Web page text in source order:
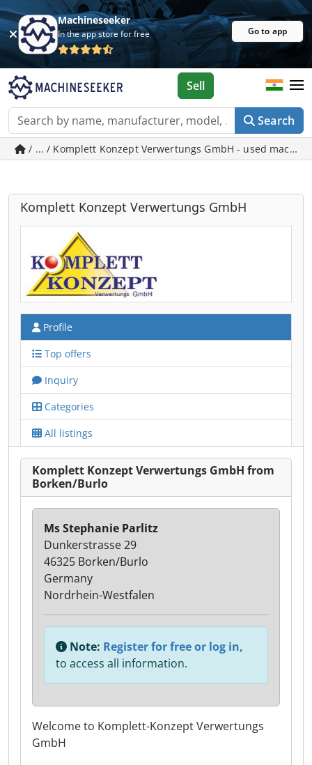
Machineseeker
In the app store for free Go to app
Search
Sell
/ ... / Komplett Konzept Verwertungs GmbH - used
Komplett Konzept Verwertungs GmbH
Profile
Top offers
Inquiry
Categories
All listings
Komplett Konzept Verwertungs GmbH from
Borken/Burlo
Welcome to Komplett-Konzept Verwertungs
GmbH
Ms Stephanie Parlitz
Dunkerstrasse 29
46325 Borken/Burlo
Germany
Nordrhein-Westfalen
Note: Register for free or log in,
to access all information.